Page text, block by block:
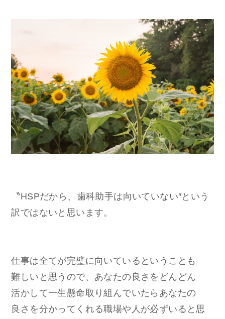
〝HSPだから、歯科助手は向いていない″という
訳ではないと思います。
仕事は全てが完璧に向いているということも
難しいと思うので、あなたの良さをどんどん
活かして一生懸命取り組んでいたらあなたの
良さを分かってくれる職場や人が必ずいると思